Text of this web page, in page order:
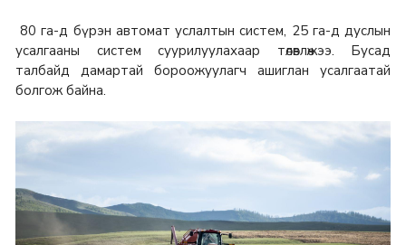
80 га-д бүрэн автомат услалтын систем, 25 га-д дуслын
усалгааны систем суурилуулахаар төлөвлөжээ. Бусад
талбайд дамартай бороожуулагч ашиглан усалгаатай
болгож байна.